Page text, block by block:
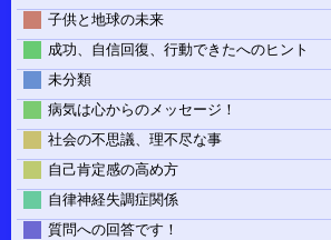
子供と地球の未来
成功、自信回復、行動できたへのヒント
未分類
病気は心からのメッセージ！
社会の不思議、理不尽な事
自己肯定感の高め方
自律神経失調症関係
質問への回答です！